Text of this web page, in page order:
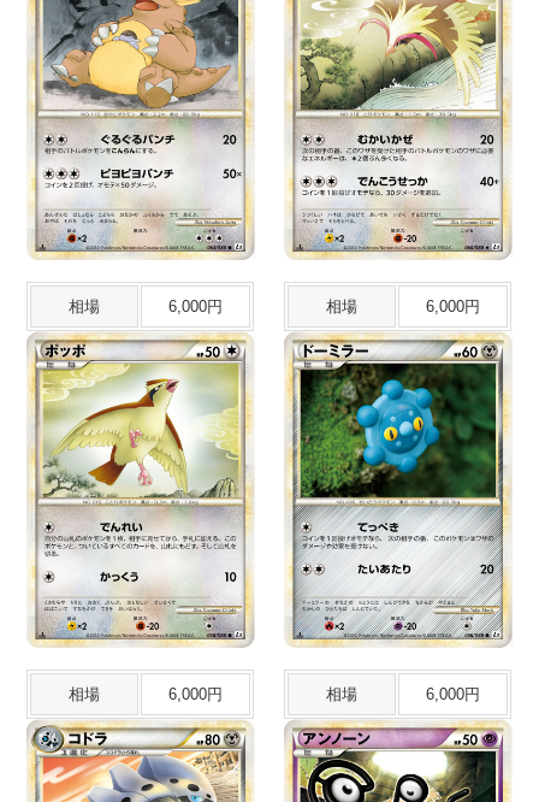
相場 6,000円 相場 6,000円
相場 6,000円 相場 6,000円